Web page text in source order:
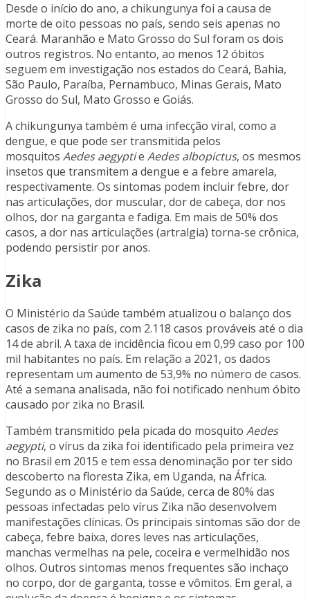
Desde o início do ano, a chikungunya foi a causa de
morte de oito pessoas no país, sendo seis apenas no
Ceará. Maranhão e Mato Grosso do Sul foram os dois
outros registros. No entanto, ao menos 12 óbitos
seguem em investigação nos estados do Ceará, Bahia,
São Paulo, Paraíba, Pernambuco, Minas Gerais, Mato
Grosso do Sul, Mato Grosso e Goiás.
A chikungunya também é uma infecção viral, como a
dengue, e que pode ser transmitida pelos
mosquitos Aedes aegyptie Aedes albopictus, os mesmos
insetos que transmitem a dengue e a febre amarela,
respectivamente. Os sintomas podem incluir febre, dor
nas articulações, dor muscular, dor de cabeça, dor nos
olhos, dor na garganta e fadiga. Em mais de 50% dos
casos, a dor nas articulações (artralgia) torna-se crônica,
podendo persistir por anos.
Zika
O Ministério da Saúde também atualizou o balanço dos
casos de zika no país, com 2.118 casos prováveis até o dia
14 de abril. A taxa de incidência ficou em 0,99 caso por 100
mil habitantes no país. Em relação a 2021, os dados
representam um aumento de 53,9% no número de casos.
Até a semana analisada, não foi notificado nenhum óbito
causado por zika no Brasil.
Também transmitido pela picada do mosquito Aedes
aegypti, o vírus da zika foi identificado pela primeira vez
no Brasil em 2015 e tem essa denominação por ter sido
descoberto na floresta Zika, em Uganda, na África.
Segundo as o Ministério da Saúde, cerca de 80% das
pessoas infectadas pelo vírus Zika não desenvolvem
manifestações clínicas. Os principais sintomas são dor de
cabeça, febre baixa, dores leves nas articulações,
manchas vermelhas na pele, coceira e vermelhidão nos
olhos. Outros sintomas menos frequentes são inchaço
no corpo, dor de garganta, tosse e vômitos. Em geral, a